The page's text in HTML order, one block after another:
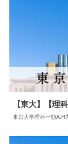
【東大】【理
東京大学理科一類A.H